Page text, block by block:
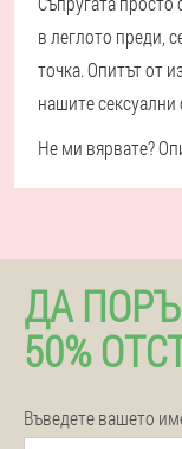
в леглото преди,
точка. Опитът от
нашите
Не ми вярвате?
ДА
50%
Въведете вашето